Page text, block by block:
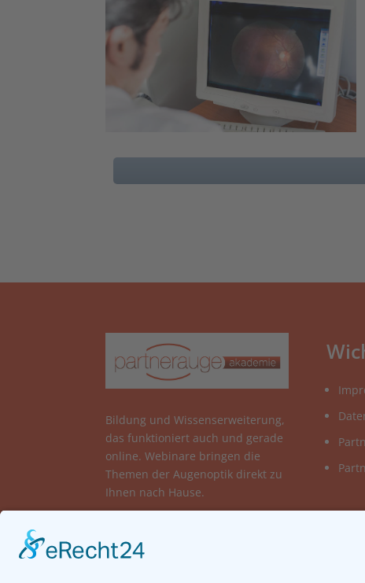
Bildung und Wissenserweiterung,
das funktioniert auch und gerade
online. Webinare bringen die
Themen der Augenoptik direkt zu
Ihnen nach Hause.